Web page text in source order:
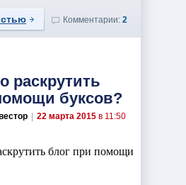
Комментарии: 2
раскрутить
буксов?
22 марта 2015 в 11:50